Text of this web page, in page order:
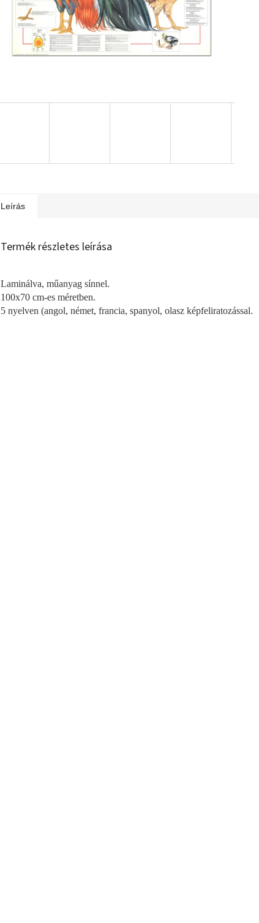
Leírás
Termék részletes leírása
Laminálva, műanyag sínnel.
100x70 cm-es méretben.
5 nyelven (angol, német, francia, spanyol, olasz képfeliratozással.